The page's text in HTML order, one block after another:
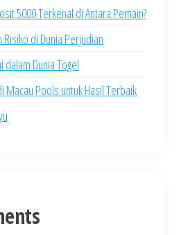
5000 Terkenal di Antara Pemain?
di Dunia Perjudian
dalam Dunia Togel
Macau Pools untuk Hasil Terbaik